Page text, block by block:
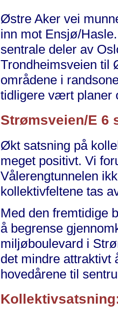
Østre Aker vei
inn mot Ensjø/
sentrale deler av
Trondheimsveien til
områdene i
tidligere vært planer
Strømsveien/E 6
Økt satsning på
meget positivt. Vi
Vålerengtunnelen
kollektivfeltene tas
Med den fremtidige
å begrense
miljøboulevard i
det mindre attraktivt
hovedårene til